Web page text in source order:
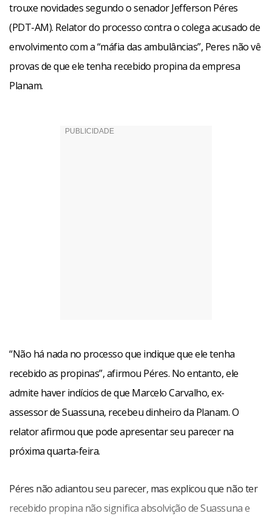
trouxe novidades segundo o senador Jefferson Péres
(PDT-AM). Relator do processo contra o colega acusado de
envolvimento com a “máfia das ambulâncias”, Peres não vê
provas de que ele tenha recebido propina da empresa
Planam.
“Não há nada no processo que indique que ele tenha
recebido as propinas”, afirmou Péres. No entanto, ele
admite haver indícios de que Marcelo Carvalho, ex-
assessor de Suassuna, recebeu dinheiro da Planam. O
relator afirmou que pode apresentar seu parecer na
próxima quarta-feira.
Péres não adiantou seu parecer, mas explicou que não ter
recebido propina não significa absolvição de Suassuna e